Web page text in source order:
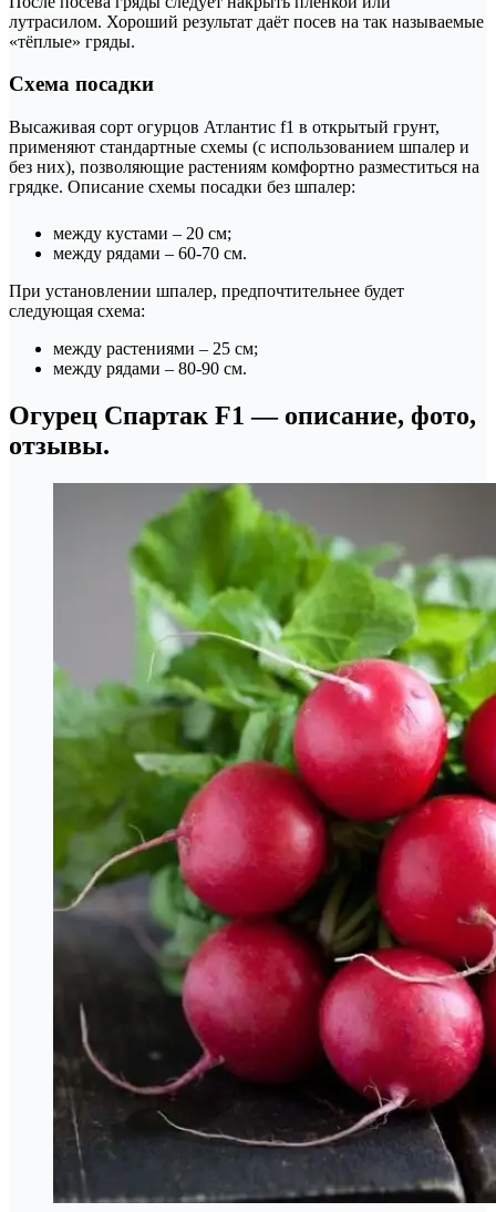
лутрасилом. Хороший результат даёт посев на так называемые
«тёплые» гряды.
Схема посадки
Высаживая сорт огурцов Атлантис f1 в открытый грунт,
применяют стандартные схемы (с использованием шпалер и
без них), позволяющие растениям комфортно разместиться на
грядке. Описание схемы посадки без шпалер:
между кустами – 20 см;
между рядами – 60-70 см.
При установлении шпалер, предпочтительнее будет
следующая схема:
между растениями – 25 см;
между рядами – 80-90 см.
Огурец Спартак F1 — описание, фото,
отзывы.